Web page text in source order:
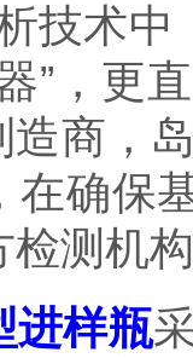
技术
”，更
造商，
在确保
检测机
进样瓶